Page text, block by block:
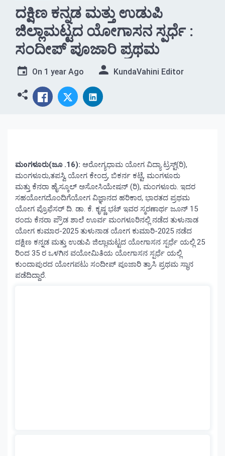
ದಕ್ಷಿಣ ಕನ್ನಡ ಮತ್ತು ಉಡುಪಿ
ಜಿಲ್ಲಾಮಟ್ಟದ ಯೋಗಾಸನ ಸ್ಪರ್ಧೆ :
ಸಂದೀಪ್ ಪೂಜಾರಿ ಪ್ರಥಮ
On 1 year Ago KundaVahini Editor
ಮoಗಳೂರು(ಜೂ .16): ಆರೋಗ್ಯಧಾಮ ಯೋಗ ವಿದ್ಯಾ ಟ್ರಸ್ಟ್(ರಿ),
ಮಂಗಳೂರು,ತಪಸ್ವಿ ಯೋಗ ಕೇಂದ್ರ, ಬಿಕರ್ನ ಕಟ್ಟೆ, ಮಂಗಳೂರು
ಮತ್ತು ಕೆನರಾ ಹೈಸ್ಕೂಲ್ ಅಸೋಸಿಯೇಷನ್ (ರಿ), ಮಂಗಳೂರು. ಇದರ
ಸಹಯೋಗದೊಂದಿಗೆಯೋಗ ವಿಜ್ಞಾನದ ಹರಿಕಾರ, ಭಾರತದ ಪ್ರಥಮ
ಯೋಗ ಪ್ರೊಫೆಸರ್ ದಿ. ಡಾ. ಕೆ. ಕೃಷ್ಣ ಭಟ್ ಇವರ ಸ್ಮರಣಾರ್ಥ ಜೂನ್ 15
ರಂದು ಕೆನರಾ ಪ್ರೌಡ ಶಾಲೆ ಊರ್ವ ಮಂಗಳೂರಿನಲ್ಲಿ ನಡೆದ ತುಳುನಾಡ
ಯೋಗ ಕುಮಾರ-2025 ತುಳುನಾಡ ಯೋಗ ಕುಮಾರಿ-2025 ನಡೆದ
ದಕ್ಷಿಣ ಕನ್ನಡ ಮತ್ತು ಉಡುಪಿ ಜಿಲ್ಲಾಮಟ್ಟದ ಯೋಗಾಸನ ಸ್ಪರ್ಧೆ ಯಲ್ಲಿ 25
ರಿಂದ 35 ರ ಒಳಗಿನ ವಯೋಮಿತಿಯ ಯೋಗಾಸನ ಸ್ಪರ್ಧೆ ಯಲ್ಲಿ
ಕುಂದಾಪುರದ ಯೋಗಪಟು ಸಂದೀಪ್ ಪೂಜಾರಿ ತ್ರಾಸಿ ಪ್ರಥಮ ಸ್ಥಾನ
ಪಡೆದಿದ್ದಾರೆ.